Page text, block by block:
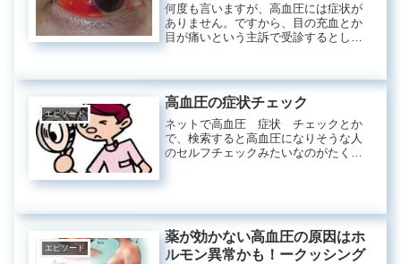
何度も言いますが、高血圧には症状が
ありません。ですから、目の充血とか
目が痛いという主訴で受診するとした
は、眼の白いところ（眼球結膜）に炎
症があって（結膜炎）血管が怒張した
状態...
エピソード
高血圧の症状チェック
ネットで高血圧 症状 チェックとか
で、検索すると高血圧になりそうな人
のセルフチェックみたいなのがたくさ
ん...
エピソード
薬が効かない高血圧の原因はホ
ルモン異常かも！ークッシング